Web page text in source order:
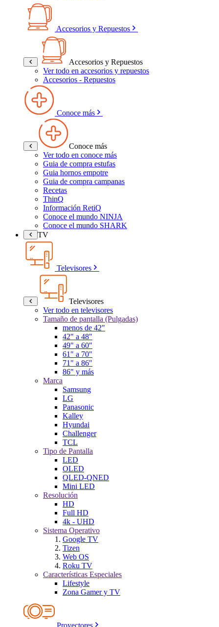
Accesorios y Repuestos
Accesorios y Repuestos
Ver todo en accesorios y repuestos
Accesorios - Repuestos
Conoce más
Conoce más
Ver todo en conoce más
Guia de compra estufas
Guia hornos empotre
Guia de compra campanas
Recetas
ThinQ
Información RetiQ
Conoce el mundo NINJA
Conoce el mundo SHARK
TV
Televisores
Televisores
Ver todo en televisores
Tamaño de pantalla (Pulgadas)
menos de 42"
42" a 48"
49" a 60"
61" a 70"
71" a 86"
86" y más
Marca
Samsung
LG
Panasonic
Kalley
Hyundai
Challenger
TCL
Tipo de Pantalla
LED
OLED
QLED-QNED
Mini LED
Resolución
HD
Full HD
4k - UHD
Sistema Operativo
Google TV
Tizen
Web OS
Roku TV
Características Especiales
Lifestyle
Zona Gamer y TV
Proyectores